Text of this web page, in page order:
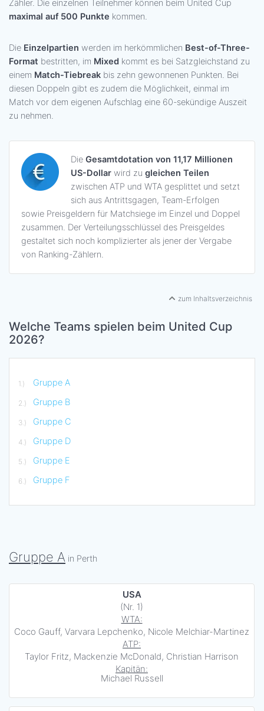
Zähler. Die einzelnen Teilnehmer können beim United Cup
maximal auf 500 Punkte kommen.
Die Einzelpartien werden im herkömmlichen Best-of-Three-
Format bestritten, im Mixed kommt es bei Satzgleichstand zu
einem Match-Tiebreak bis zehn gewonnenen Punkten. Bei
diesen Doppeln gibt es zudem die Möglichkeit, einmal im
Match vor dem eigenen Aufschlag eine 60-sekündige Auszeit
zu nehmen.
Die Gesamtdotation von 11,17 Millionen
US-Dollar wird zu gleichen Teilen
zwischen ATP und WTA gesplittet und setzt
sich aus Antrittsgagen, Team-Erfolgen
sowie Preisgeldern für Matchsiege im Einzel und Doppel
zusammen. Der Verteilungsschlüssel des Preisgeldes
gestaltet sich noch komplizierter als jener der Vergabe
von Ranking-Zählern.
zum Inhaltsverzeichnis
Welche Teams spielen beim United Cup
2026?
Gruppe A
Gruppe B
Gruppe C
Gruppe D
Gruppe E
Gruppe F
Gruppe A in Perth
USA
(Nr. 1)
WTA:
Coco Gauff, Varvara Lepchenko, Nicole Melchiar-Martinez
ATP:
Taylor Fritz, Mackenzie McDonald, Christian Harrison
Kapitän:
Michael Russell